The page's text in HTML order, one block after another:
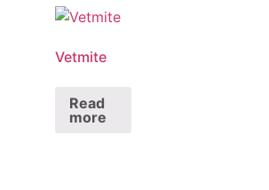
Vetmite
Read
more